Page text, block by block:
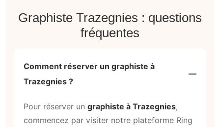
Graphiste Trazegnies : questions
fréquentes
Comment réserver un graphiste à
Trazegnies ?
Pour réserver un graphiste à Trazegnies,
commencez par visiter notre plateforme Ring